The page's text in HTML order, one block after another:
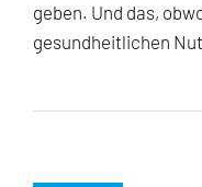
geben. Und das,
gesundheitlichen